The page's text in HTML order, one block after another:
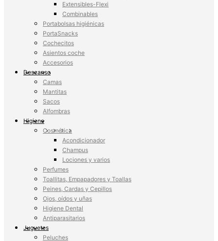
Extensibles-Flexi
Combinables
Portabolsas higiénicas
PortaSnacks
Cochecitos
Asientos coche
Accesorios
Descanso
Camas
Mantitas
Sacos
Alfombras
Higiene
Cosmética
Acondicionador
Champus
Lociones y varios
Perfumes
Toallitas, Empapadores y Toallas
Peines, Cardas y Cepillos
Ojos, oídos y uñas
Higiene Dental
Antiparasitarios
Juguetes
Peluches